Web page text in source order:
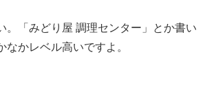
。「みどり屋 調理センター」とか書い
なかレベル高いですよ。